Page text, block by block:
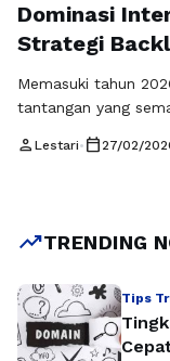
Dominasi
Strategi
Memasuki tahun
tantangan yang
dan ekspektasi
backlink yang …
person Lestari• calendar_today 27/02/
trending_upTRENDING
Tips